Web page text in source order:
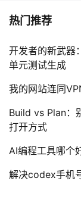
热门推荐
开发者的新武器
单元测试生成
我的网站连同
Build vs Plan：
打开方式
AI编程工具哪个
解决codex手机